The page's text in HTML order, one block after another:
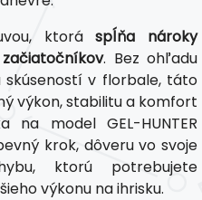
ktoráspĺňa nároky
. Bez ohľadu
v florbale, táto
výkon, stabilitu a komfort
na model GEL-HUNTER
krok, dôveru vo svoje
ktorú potrebujete
výkonu na ihrisku.